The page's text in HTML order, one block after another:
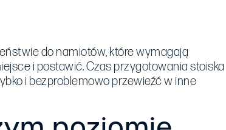
do namiotów, które wymagają
i postawić. Czas przygotowania stoiska
i bezproblemowo przewieźć w inne